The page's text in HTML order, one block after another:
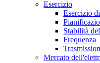
Esercizio
Esercizio
Stabilità
Frequenza
Mercato